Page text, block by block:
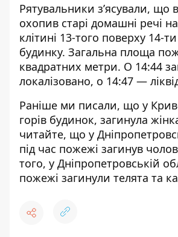
Рятувальники з’ясували, що
охопив старі домашні речі
клітині 13-того поверху 14-
будинку. Загальна площа
квадратних метри. О 14:44
локалізовано, о 14:47 —
Раніше ми писали, що у
горів будинок, загинула
читайте, що у
під час пожежі загинув
того, у Дніпропетровській
пожежі загинули телята та